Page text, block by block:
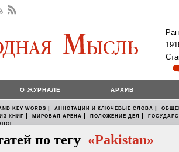
О ЖУРНАЛЕ АРХИВ
KEY WORDS | АННОТАЦИИ И КЛЮЧЕВЫЕ СЛОВА |
ИЗ КНИГ | МИРОВАЯ АРЕНА | ПОЛОЖЕНИЕ ДЕЛ |
по тегу «Pakistan»